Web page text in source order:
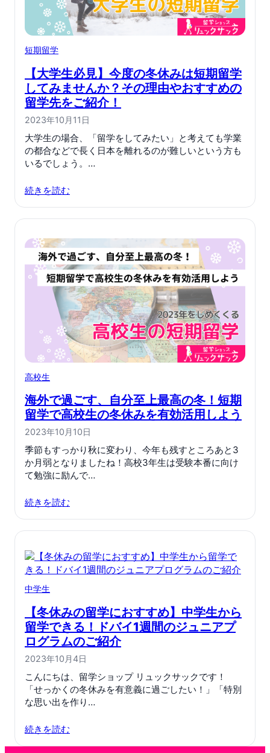
短期留学
【大学生必見】今度の冬休みは短期留学
してみませんか？その理由やおすすめの
留学先をご紹介！
2023年10月11日
大学生の場合、「留学をしてみたい」と考えても学業
の都合などで長く日本を離れるのが難しいという方も
いるでしょう。…
続きを読む
高校生
海外で過ごす、自分至上最高の冬！短期
留学で高校生の冬休みを有効活用しよう
2023年10月10日
季節もすっかり秋に変わり、今年も残すところあと3
か月弱となりましたね！高校3年生は受験本番に向け
て勉強に励んで…
続きを読む
中学生
【冬休みの留学におすすめ】中学生から
留学できる！ドバイ1週間のジュニアプ
ログラムのご紹介
2023年10月4日
こんにちは、留学ショップ リュックサックです！
「せっかくの冬休みを有意義に過ごしたい！」「特別
な思い出を作り…
続きを読む